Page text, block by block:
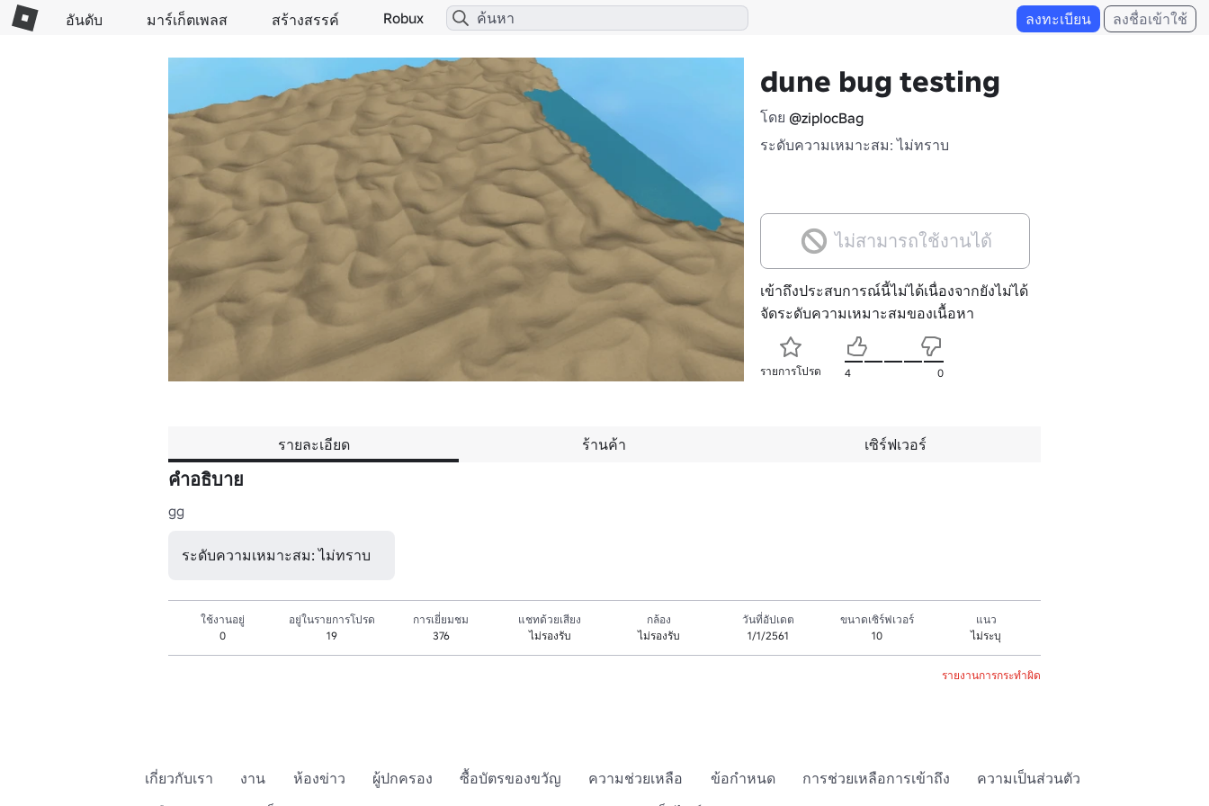
อันดับ มาร์เก็ตเพลส สร้างสรรค์ Robux ลงทะเบียน ลงชื่อเข้าใช้
dune bug testing
โดย @ziplocBag
ระดับความเหมาะสม: ไม่ทราบ
ไม่สามารถใช้งานได้
เข้าถึงประสบการณ์นี้ไม่ได้เนื่องจากยังไม่ได้
จัดระดับความเหมาะสมของเนื้อหา
รายการโปรด 4 0
รายละเอียด ร้านค้า เซิร์ฟเวอร์
คำอธิบาย
gg
ระดับความเหมาะสม: ไม่ทราบ
ใช้งานอยู่
0
อยู่ในรายการโปรด
19
การเยี่ยมชม
376
แชทด้วยเสียง
ไม่รองรับ
กล้อง
ไม่รองรับ
วันที่อัปเดต
1/1/2561
ขนาดเซิร์ฟเวอร์
10
แนว
ไม่ระบุ
รายงานการกระทำผิด
เกี่ยวกับเรา งาน ห้องข่าว ผู้ปกครอง ซื้อบัตรของขวัญ ความช่วยเหลือ ข้อกำหนด การช่วยเหลือการเข้าถึง
ความเป็นส่วนตัว